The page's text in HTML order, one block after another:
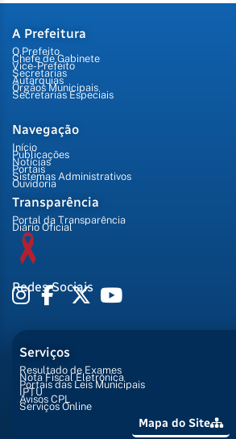
A Prefeitura
O Prefeito
Chefe de Gabinete
Vice-Prefeito
Secretarias
Autarquias
Órgãos Municipais
Secretarias Especiais
Navegação
Início
Publicações
Notícias
Portais
Sistemas Administrativos
Ouvidoria
Transparência
Portal da Transparência
Diário Oficial
Redes Sociais
Serviços
Resultado de Exames
Nota Fiscal Eletrônica
Portais das Leis Municipais
IPTU
Avisos CPL
Serviços Online
Mapa do Site